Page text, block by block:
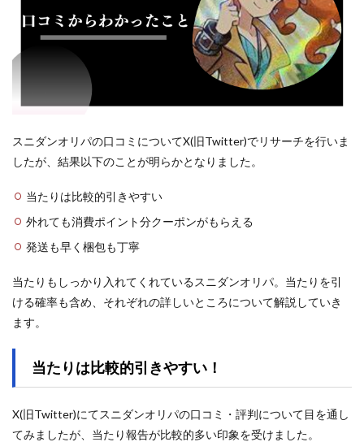
スニダンオリパの口コミについてX(旧Twitter)でリサーチを行いま
したが、結果以下のことが明らかとなりました。
当たりは比較的引きやすい
外れても消費ポイント分クーポンがもらえる
発送も早く梱包も丁寧
当たりもしっかり入れてくれているスニダンオリパ。当たりを引
ける確率も含め、それぞれの詳しいところについて解説していき
ます。
当たりは比較的引きやすい！
X(旧Twitter)にてスニダンオリパの口コミ・評判について目を通し
てみましたが、当たり報告が比較的多い印象を受けました。